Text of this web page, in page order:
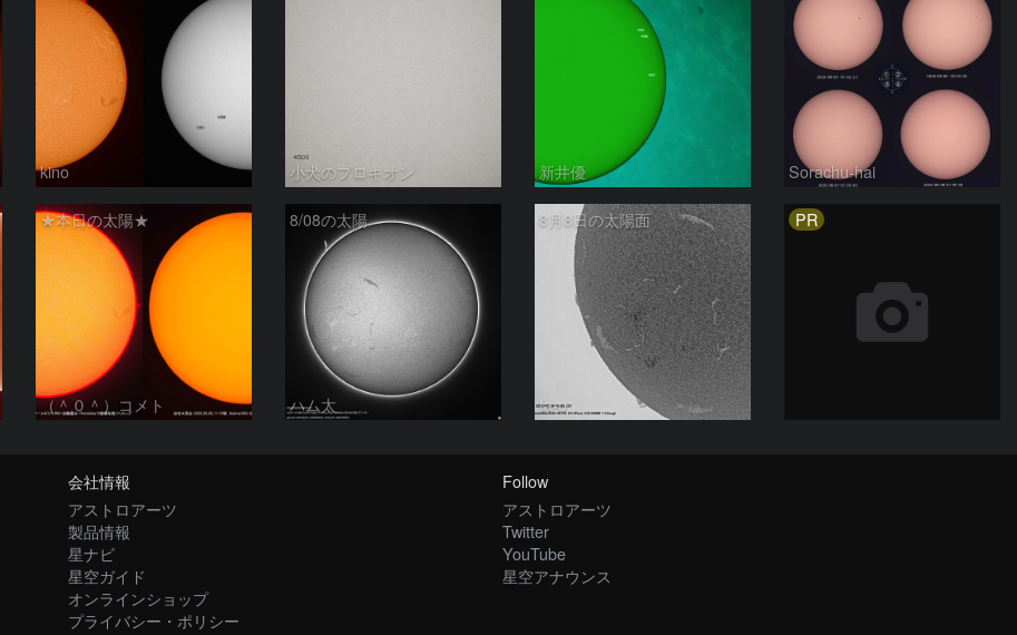
kino 小犬のプロキオン 新井優 Sorachu-hai
★本日の太陽★
（＾０＾）コメト
8/08の太陽
ハム太
8月8日の太陽面
ta-o
PR
会社情報
アストロアーツ
製品情報
星ナビ
星空ガイド
オンラインショップ
プライバシー・ポリシー
Follow
アストロアーツ
Twitter
YouTube
星空アナウンス